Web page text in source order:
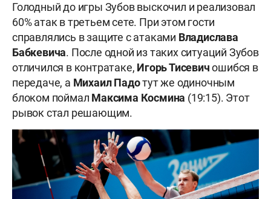
Голодный до игры Зубов выскочил и реализовал
60% атак в третьем сете. При этом гости
справлялись в защите с атаками Владислава
Бабкевича. После одной из таких ситуаций Зубов
отличился в контратаке, Игорь Тисевичошибся в
передаче, а Михаил Падотут же одиночным
блоком поймал Максима Космина (19:15). Этот
рывок стал решающим.